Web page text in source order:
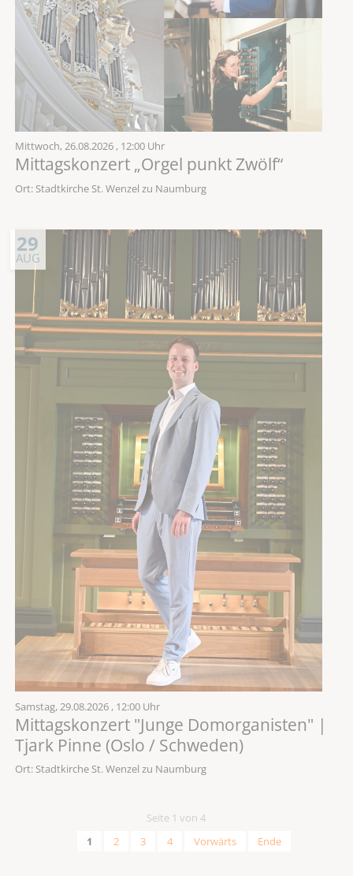
Mittwoch,26.08.2026 , 12:00 Uhr
Mittagskonzert „Orgel punkt Zwölf“
Ort: Stadtkirche St. Wenzel zu Naumburg
29
AUG
Samstag,29.08.2026 , 12:00 Uhr
Mittagskonzert "Junge Domorganisten" |
Tjark Pinne (Oslo / Schweden)
Ort: Stadtkirche St. Wenzel zu Naumburg
Seite 1 von 4
1
2 3 4 Vorwärts Ende